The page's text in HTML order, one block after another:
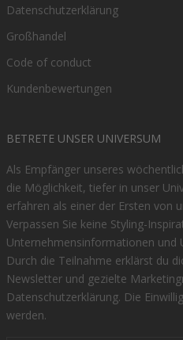
Datenschutzerklärung
Großhandel
Code of conduct
Kundenbewertungen
BETRETE UNSER UNIVERSUM
Als Empfänger unseres
die Möglichkeit, tiefer in unser
erfahren als einer der Ersten von
Verpassen Sie keine Styling-
Unternehmensinformationen und
Durch die Teilnahme erklärst du
Newsletter und gezielte
Datenschutzerklärung. Die
werden.